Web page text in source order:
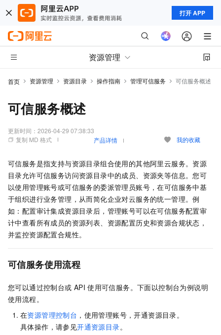
打开 APP
资源管理
首页 资源管理 资源目录 操作指南 管理可信服务 可信服务概述
可信服务概述
更新时间： 2026-04-29 07:38:33
复制 MD 格式
产品详情 我的收藏
可信服务是指支持与资源目录组合使用的其他阿里云服务。资源
目录允许可信服务访问资源目录中的成员、资源夹等信息。您可
以使用管理账号或可信服务的委派管理员账号，在可信服务中基
于组织进行业务管理，从而简化企业对云服务的统一管理。例
如：配置审计集成资源目录后，管理账号可以在可信服务配置审
计中查看所有成员的资源列表、资源配置历史和资源合规状态，
并监控资源配置合规性。
可信服务使用流程
您可以通过控制台或 API 使用可信服务。下面以控制台为例说明
使用流程。
在资源管理控制台 ，使用管理账号，开通资源目录。
具体操作，请参见开通资源目录。